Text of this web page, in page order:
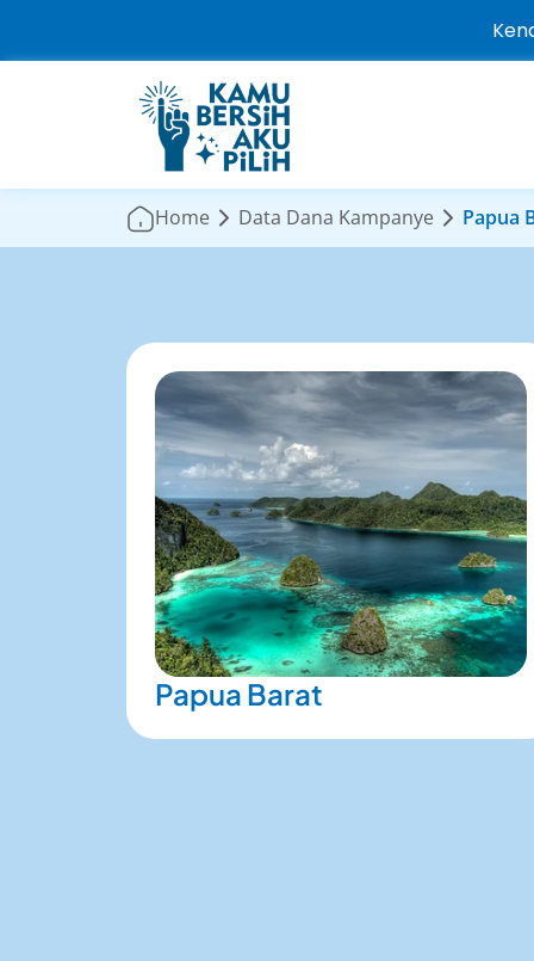
Home Data Dana Kampanye Papua
Papua Barat